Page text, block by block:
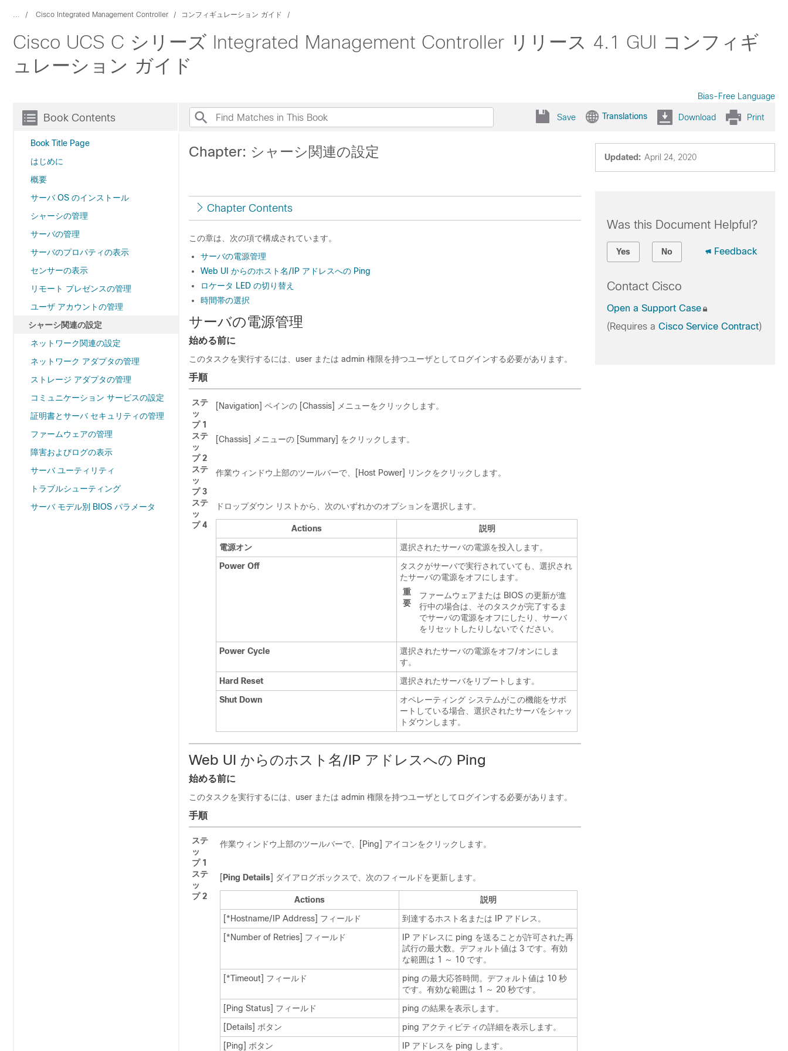
... Cisco Integrated Management Controller コンフィギュレーション ガイド
Cisco UCS C シリーズ Integrated Management Controller リリース 4.1 GUI コンフィギ
ュレーション ガイド
Bias-Free Language
Book Contents
Book Title Page
はじめに
概要
サーバ OS のインストール
シャーシの管理
サーバの管理
サーバのプロパティの表示
センサーの表示
リモート プレゼンスの管理
ユーザ アカウントの管理
シャーシ関連の設定
ネットワーク関連の設定
ネットワーク アダプタの管理
ストレージ アダプタの管理
コミュニケーション サービスの設定
証明書とサーバ セキュリティの管理
ファームウェアの管理
障害およびログの表示
サーバ ユーティリティ
トラブルシューティング
サーバ モデル別 BIOS パラメータ
Save Translations Download Print
Updated: April 24, 2020
Chapter: シャーシ関連の設定
Chapter Contents
この章は、次の項で構成されています。
サーバの電源管理
Web UI からのホスト名/IP アドレスへの Ping
ロケータ LED の切り替え
時間帯の選択
サーバの電源管理
始める前に
このタスクを実行するには、user または admin 権限を持つユーザとしてログインする必要があります。
手順
ステ
ッ
プ 1
[Navigation] ペインの [Chassis] メニューをクリックします。
ステ
ッ
プ 2
[Chassis] メニューの [Summary] をクリックします。
ステ
ッ
プ 3
作業ウィンドウ上部のツールバーで、[Host Power] リンクをクリックします。
ステ
ッ
プ 4
ドロップダウン リストから、次のいずれかのオプションを選択します。
Actions
説明
電源オン
選択されたサーバの電源を投入します。
Power Off
タスクがサーバで実行されていても、選択され
たサーバの電源をオフにします。
重
要
ファームウェアまたは BIOS の更新が進
行中の場合は、そのタスクが完了するま
でサーバの電源をオフにしたり、サーバ
をリセットしたりしないでください。
Power Cycle
選択されたサーバの電源をオフ/オンにしま
す。
Hard Reset
選択されたサーバをリブートします。
Shut Down
オペレーティング システムがこの機能をサポ
ートしている場合、選択されたサーバをシャッ
トダウンします。
Web UI からのホスト名/IP アドレスへの Ping
始める前に
このタスクを実行するには、user または admin 権限を持つユーザとしてログインする必要があります。
手順
ステ
ッ
プ 1
作業ウィンドウ上部のツールバーで、[Ping] アイコンをクリックします。
ステ
ッ
プ 2
[ Ping Details] ダイアログボックスで、次のフィールドを更新します。
Actions
説明
[*Hostname/IP Address] フィールド
到達するホスト名または IP アドレス。
[*Number of Retries] フィールド
IP アドレスに ping を送ることが許可された再
試行の最大数。デフォルト値は 3 です。有効
な範囲は 1 ～ 10 です。
[*Timeout] フィールド
ping の最大応答時間。デフォルト値は 10 秒
です。有効な範囲は 1 ～ 20 秒です。
[Ping Status] フィールド
ping の結果を表示します。
[Details] ボタン
ping アクティビティの詳細を表示します。
[Ping] ボタン
IP アドレスを ping します。
Was this Document Helpful?
Yes No Feedback
Contact Cisco
Open a Support Case
(Requires a Cisco Service Contract)